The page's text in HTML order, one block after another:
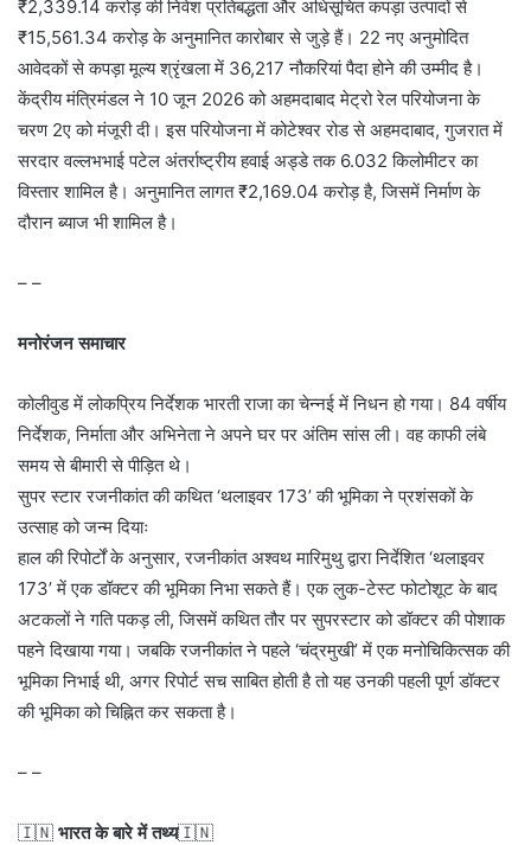
₹2,339.14 करोड़ की निवेश प्रतिबद्धता और अधिसूचित कपड़ा उत्पादों से
₹15,561.34 करोड़ के अनुमानित कारोबार से जुड़े हैं। 22 नए अनुमोदित
आवेदकों से कपड़ा मूल्य श्रृंखला में 36,217 नौकरियां पैदा होने की उम्मीद है।
केंद्रीय मंत्रिमंडल ने 10 जून 2026 को अहमदाबाद मेट्रो रेल परियोजना के
चरण 2ए को मंजूरी दी। इस परियोजना में कोटेश्वर रोड से अहमदाबाद, गुजरात में
सरदार वल्लभभाई पटेल अंतर्राष्ट्रीय हवाई अड्डे तक 6.032 किलोमीटर का
विस्तार शामिल है। अनुमानित लागत ₹2,169.04 करोड़ है, जिसमें निर्माण के
दौरान ब्याज भी शामिल है।
– –
मनोरंजन समाचार
कोलीवुड में लोकप्रिय निर्देशक भारती राजा का चेन्नई में निधन हो गया। 84 वर्षीय
निर्देशक, निर्माता और अभिनेता ने अपने घर पर अंतिम सांस ली। वह काफी लंबे
समय से बीमारी से पीड़ित थे।
सुपर स्टार रजनीकांत की कथित ‘थलाइवर 173’ की भूमिका ने प्रशंसकों के
उत्साह को जन्म दियाः
हाल की रिपोर्टों के अनुसार, रजनीकांत अश्वथ मारिमुथु द्वारा निर्देशित ‘थलाइवर
173’ में एक डॉक्टर की भूमिका निभा सकते हैं। एक लुक-टेस्ट फोटोशूट के बाद
अटकलों ने गति पकड़ ली, जिसमें कथित तौर पर सुपरस्टार को डॉक्टर की पोशाक
पहने दिखाया गया। जबकि रजनीकांत ने पहले ‘चंद्रमुखी’ में एक मनोचिकित्सक की
भूमिका निभाई थी, अगर रिपोर्ट सच साबित होती है तो यह उनकी पहली पूर्ण डॉक्टर
की भूमिका को चिह्नित कर सकता है।
– –
🇮🇳 भारत के बारे में तथ्य🇮🇳